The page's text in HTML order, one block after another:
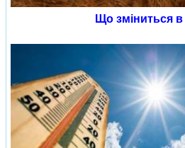
Що зміниться в